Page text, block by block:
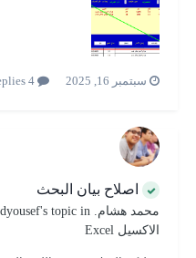
سبتمبر 16, 2025
اصلاح بيان البحث
محمد هشام. 's topic in
الاكسيل Excel